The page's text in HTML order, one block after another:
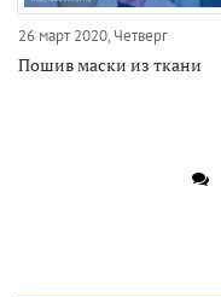
26 март 2020, Четверг
Пошив маски из ткани